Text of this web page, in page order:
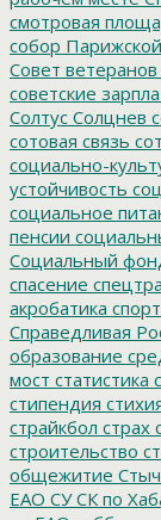
смотровая
собор
Совет ветеранов
советские
Солтус Солцнев
сотовая связь
социально-
устойчивость
социальное
пенсии
Социальный
спасение
акробатика
Справедливая
образование
мост статистика
стипендия
страйкбол страх
строительство
общежитие
ЕАО СУ СК по